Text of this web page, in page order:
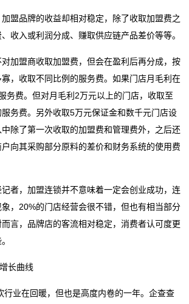
盟品牌的收益却相对稳定，除了收取加盟费之
收入或利润分成、赚取供应链产品差价等等。
加盟商收取加盟费，但会在盈利后再分成，按
，收取不同比例的服务费。如果门店月毛利在
务费。但对月毛利2万元以上的门店，收取至
务费。另外收取5万元保证金和数千元门店设
除了第一次收取的加盟费和管理费外，之后还
向其采购部分原料的差价和财务系统的使用费
者，加盟连锁并不意味着一定会创业成功，连
，20%的门店经营会很不错，但也有相当部分
言，品牌店的客流相对稳定，消费者认可度更
长曲线
行业在回暖，但也是高度内卷的一年。企查查